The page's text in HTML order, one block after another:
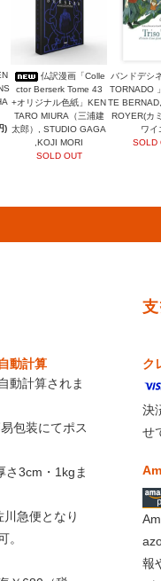
)
仏訳漫画「Colle
ctor Berserk Tome 43
+オリジナル色紙」KEN
TARO MIURA（三浦建
太郎）, STUDIO GAGA
,KOJI MORI
SOLD OUT
バンドデシ
TORNADO
TE
ROYER(カ
ワイ
SOLD
動計算
動計算されま
包装にてポス
3cm・1kgま
急便となり
。
ク
決
せ
報